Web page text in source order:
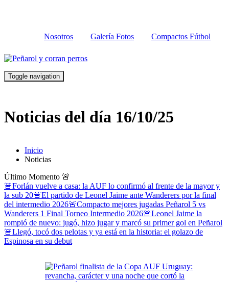
Nosotros Galería Fotos Compactos Fútbol
Toggle navigation
Noticias del día 16/10/25
Inicio
Noticias
Último Momento 🚨
🚨Forlán vuelve a casa: la AUF lo confirmó al frente de la mayor y
la sub 20🚨El partido de Leonel Jaime ante Wanderers por la final
del intermedio 2026🚨Compacto mejores jugadas Peñarol 5 vs
Wanderers 1 Final Torneo Intermedio 2026🚨Leonel Jaime la
rompió de nuevo: jugó, hizo jugar y marcó su primer gol en Peñarol
🚨Llegó, tocó dos pelotas y ya está en la historia: el golazo de
Espinosa en su debut